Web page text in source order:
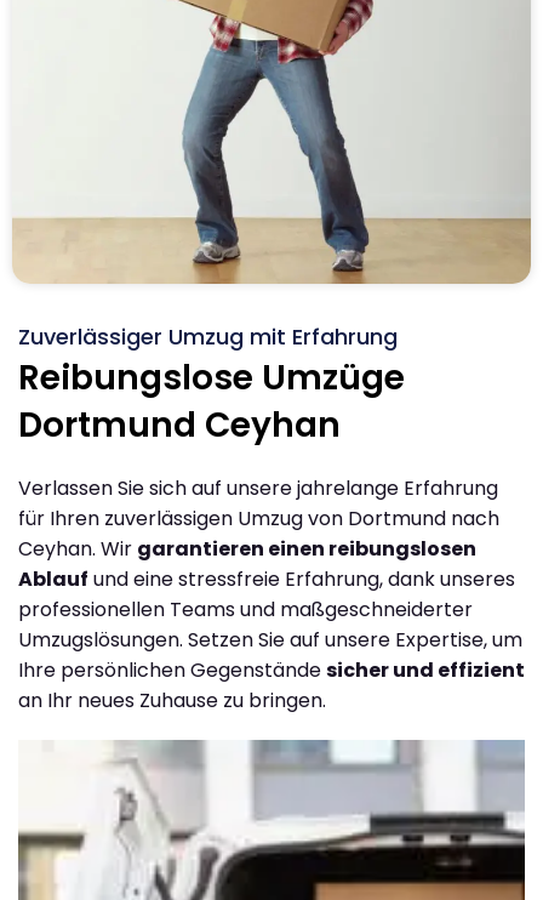
Zuverlässiger Umzug mit Erfahrung
Reibungslose Umzüge
Dortmund Ceyhan
Verlassen Sie sich auf unsere jahrelange Erfahrung
für Ihren zuverlässigen Umzug von Dortmund nach
Ceyhan. Wir garantieren einen reibungslosen
Ablauf und eine stressfreie Erfahrung, dank unseres
professionellen Teams und maßgeschneiderter
Umzugslösungen. Setzen Sie auf unsere Expertise, um
Ihre persönlichen Gegenständesicher und effizient
an Ihr neues Zuhause zu bringen.